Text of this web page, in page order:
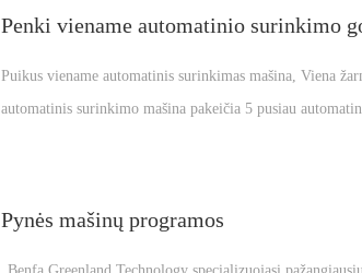
Puikus viename automatinis surinkimas mašina, Viena
automatinis surinkimo mašina pakeičia 5 pusiau
Pynės mašinų programos